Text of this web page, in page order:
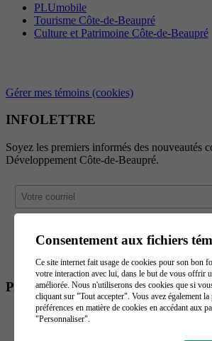
PLUmobile
Tourisme Côte-de-Beaupré
Culture et Patrimoine Côte-de-Beaupré
Gérer mes témoins (cookies)
INFOLETTRE
Soyez les premiers informés des nouveautés
Développement Côte-de-Beaupré.
PARTENAIRES
Consentement aux fichiers
Ce site internet fait usage de cookies pour son bon
votre interaction avec lui, dans le but de vous offrir
améliorée. Nous n'utiliserons des cookies que si
cliquant sur "Tout accepter". Vous avez également
préférences en matière de cookies en accédant aux
"Personnaliser".